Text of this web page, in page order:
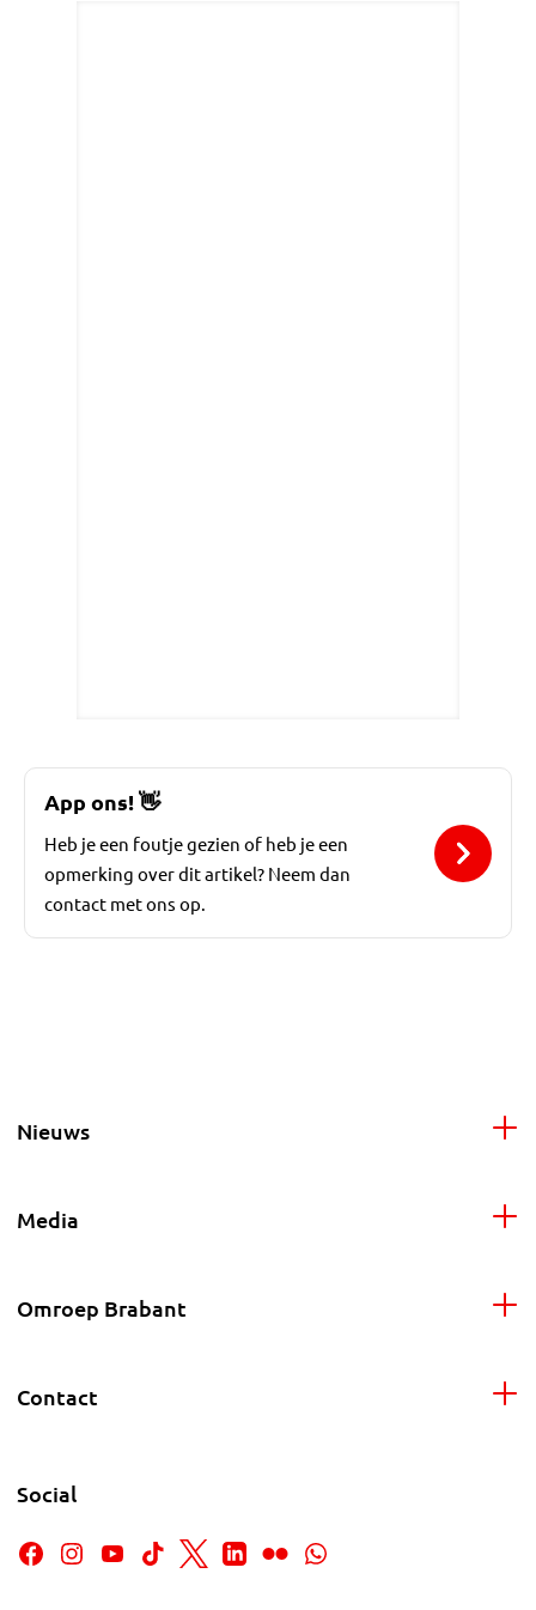
App ons!👋
Heb je een foutje gezien of heb je een
opmerking over dit artikel? Neem dan
contact met ons op.
Nieuws
Media
Omroep Brabant
Contact
Social